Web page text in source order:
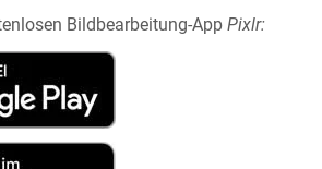
Bildbearbeitung-App Pixlr: